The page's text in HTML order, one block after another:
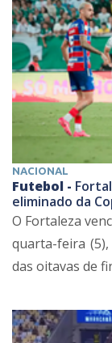
NACIONAL
Futebol -
eliminado da
O Fortaleza
quarta-feira
das oitavas de